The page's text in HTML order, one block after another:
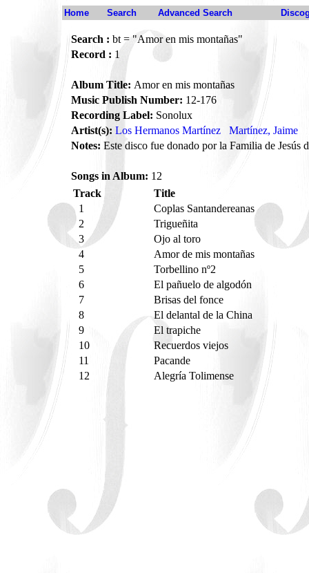
Home Search Advanced Search
Search : bt = "Amor en mis montañas"
Record : 1
Album Title: Amor en mis montañas
Music Publish Number: 12-176
Recording Label: Sonolux
Artist(s): Los Hermanos Martínez
Martínez, Jaime
Notes: Este disco fue donado por la Familia de Jesús
Songs in Album: 12
Track
Title
1
Coplas Santandereanas
2
Trigueñita
3
Ojo al toro
4
Amor de mis montañas
5
Torbellino nº2
6
El pañuelo de algodón
7
Brisas del fonce
8
El delantal de la China
9
El trapiche
10
Recuerdos viejos
11
Pacande
12
Alegría Tolimense